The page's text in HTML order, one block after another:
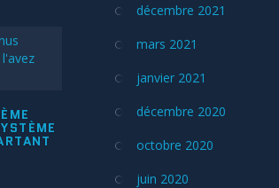
décembre 2021
mars 2021
janvier 2021
décembre 2020
octobre 2020
juin 2020